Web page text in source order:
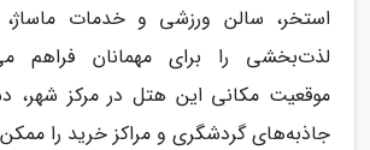
استخر، سالن ورزشی و خدمات
لذت‌بخشی را برای مهمانان فراهم
موقعیت مکانی این هتل در مرکز شهر،
جاذبه‌های گردشگری و مراکز خرید را